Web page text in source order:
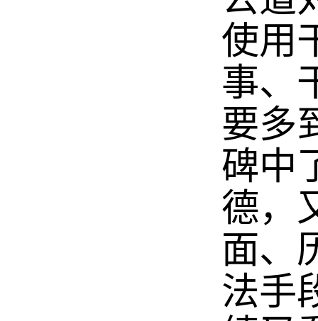
使用
事、
要多
碑中
德，
面、
法手